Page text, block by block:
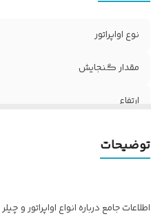
نوع اواپراتور
مقدار گنجایش
ارتفاع
توضیحات
اطلاعات جامع درباره انواع اواپراتور و